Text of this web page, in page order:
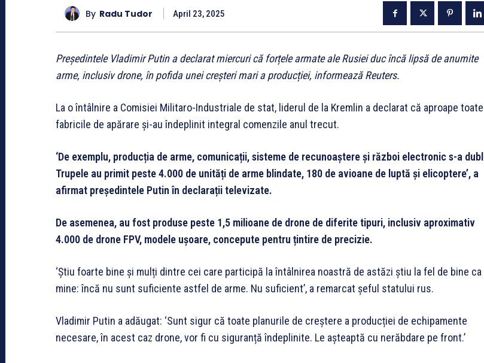
By Radu Tudor April 23, 2025
Președintele Vladimir Putin a declarat miercuri că forțele armate ale Rusiei duc încă lipsă de anumite
arme, inclusiv drone, în pofida unei creșteri mari a producției, informează Reuters.
La o întâlnire a Comisiei Militaro-Industriale de stat, liderul de la Kremlin a declarat că aproape toate
fabricile de apărare și-au îndeplinit integral comenzile anul trecut.
‘De exemplu, producția de arme, comunicații, sisteme de recunoaștere și război electronic s-a
Trupele au primit peste 4.000 de unități de arme blindate, 180 de avioane de luptă și elicoptere’, a
afirmat președintele Putin în declarații televizate.
De asemenea, au fost produse peste 1,5 milioane de drone de diferite tipuri, inclusiv aproximativ
4.000 de drone FPV, modele ușoare, concepute pentru țintire de precizie.
‘Știu foarte bine și mulți dintre cei care participă la întâlnirea noastră de astăzi știu la fel de bine ca
mine: încă nu sunt suficiente astfel de arme. Nu suficient’, a remarcat șeful statului rus.
Vladimir Putin a adăugat: ‘Sunt sigur că toate planurile de creștere a producției de echipamente
necesare, în acest caz drone, vor fi cu siguranță îndeplinite. Le așteaptă cu nerăbdare pe front.’